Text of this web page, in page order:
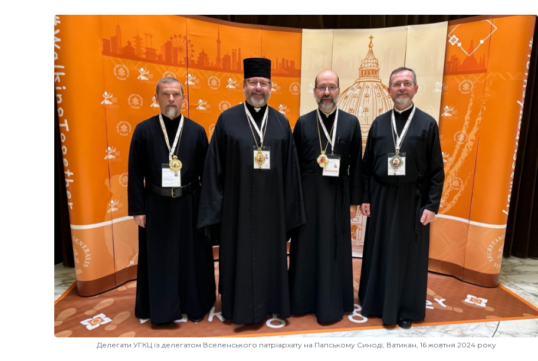
Делегати УГКЦ із делегатом Вселенського патріархату на Папському Синоді, Ватикан, 16 жовтня 2024 року